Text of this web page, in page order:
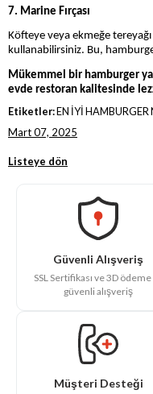
7. Marine Fırçası
Köfteye veya ekmeğe
kullanabilirsiniz. Bu,
Mükemmel bir hamburger
evde restoran kalitesinde
Etiketler:EN İYİ HAMBURGER
Mart 07, 2025
Listeye dön
Güvenli Alışveriş
SSL Sertifikası ve 3D
güvenli alışveriş
Müşteri Desteği